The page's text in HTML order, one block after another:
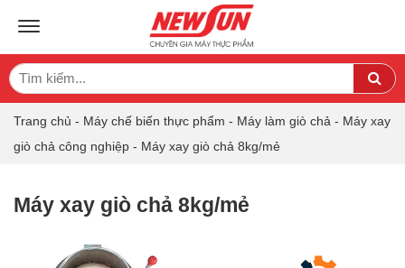
TOGGLE NAVIGATION
Search
for:
Trang chủ - Máy chế biến thực phẩm - Máy làm giò chả - Máy xay
giò chả công nghiệp - Máy xay giò chả 8kg/mẻ
Máy xay giò chả 8kg/mẻ